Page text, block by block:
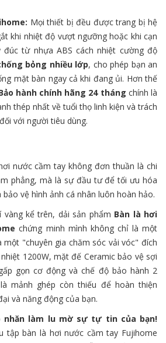
Mọi thiết bị đều được trang bị hệ
khi nhiệt độ vượt ngưỡng hoặc khi cạn
đúc từ nhựa ABS cách nhiệt cường độ
bỏng nhiều lớp, cho phép bạn an
mặt bàn ngay cả khi đang ủi. Hơn thế
hành chính hãng 24 tháng chính là
thép nhất về tuổi thọ linh kiện và trách
với người tiêu dùng.
nước cầm tay không đơn thuần là chi
phẳng, mà là sự đầu tư để tối ưu hóa
vệ hình ảnh cá nhân luôn hoàn hảo.
kể trên, dải sản phẩm Bàn là hơi
chứng minh mình không chỉ là một
"chuyên gia chăm sóc vải vóc" đích
1200W, mặt đế Ceramic bảo vệ sợi
gọn cơ động và chế độ bảo hành 2
mảnh ghép còn thiếu để hoàn thiện
và năng động của bạn.
nhăn làm lu mờ sự tự tin của bạn!
tập bàn là hơi nước cầm tay Fujihome